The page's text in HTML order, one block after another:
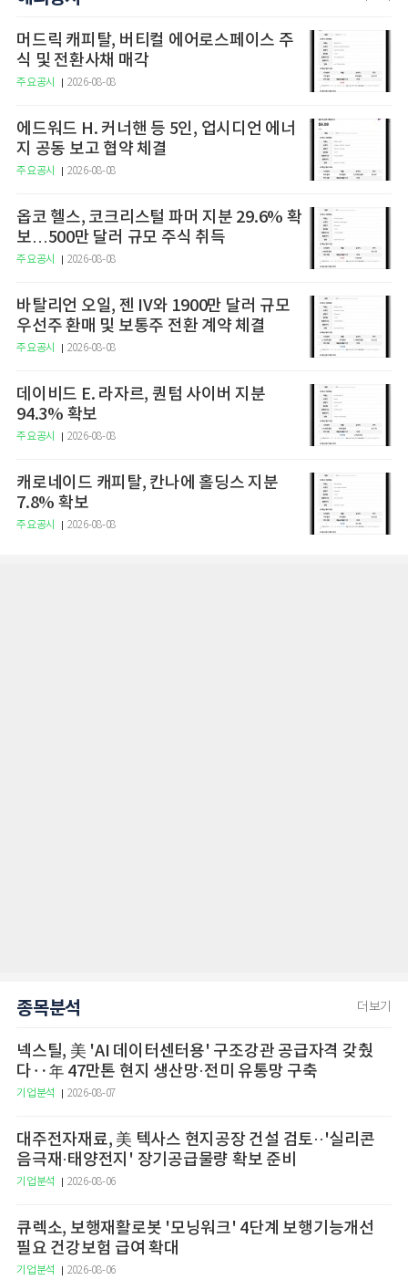
머드릭 캐피탈, 버티컬 에어로스페이스 주
식 및 전환사채 매각
주요공시 2026-08-08
에드워드 H. 커너핸 등 5인, 업시디언 에너
지 공동 보고 협약 체결
주요공시 2026-08-08
옵코 헬스, 코크리스털 파머 지분 29.6% 확
보…500만 달러 규모 주식 취득
주요공시 2026-08-08
바탈리언 오일, 젠 IV와 1900만 달러 규모
우선주 환매 및 보통주 전환 계약 체결
주요공시 2026-08-08
데이비드 E. 라자르, 퀀텀 사이버 지분
94.3% 확보
주요공시 2026-08-08
캐로네이드 캐피탈, 칸나에 홀딩스 지분
7.8% 확보
주요공시 2026-08-08
종목분석 더보기
넥스틸, 美 'AI 데이터센터용' 구조강관 공급자격 갖췄
다‥年 47만톤 현지 생산망·전미 유통망 구축
기업분석 2026-08-07
대주전자재료, 美 텍사스 현지공장 건설 검토··'실리콘
음극재·태양전지' 장기공급물량 확보 준비
기업분석 2026-08-06
큐렉소, 보행재활로봇 '모닝워크' 4단계 보행기능개선
필요 건강보험 급여 확대
기업분석 2026-08-06